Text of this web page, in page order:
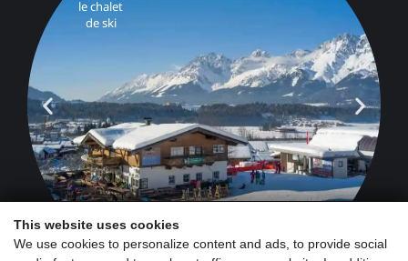
This website uses cookies
We use cookies to personalize content and ads, to provide social